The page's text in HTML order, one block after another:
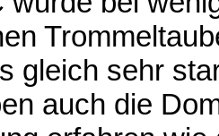
gleich sehr
auch die